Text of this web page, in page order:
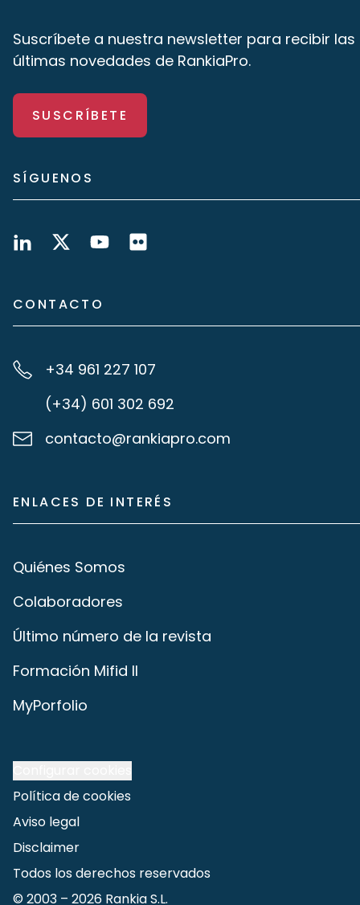
Suscríbete a nuestra newsletter para recibir las
últimas novedades de RankiaPro.
SUSCRÍBETE
SÍGUENOS
CONTACTO
+34 961 227 107
(+34) 601 302 692
contacto@rankiapro.com
ENLACES DE INTERÉS
Quiénes Somos
Colaboradores
Último número de la revista
Formación Mifid II
MyPorfolio
Política de cookies
Aviso legal
Disclaimer
Todos los derechos reservados
© 2003 – 2026 Rankia S.L.